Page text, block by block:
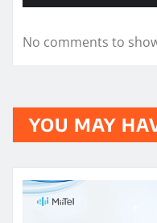
No comments to
YOU MAY